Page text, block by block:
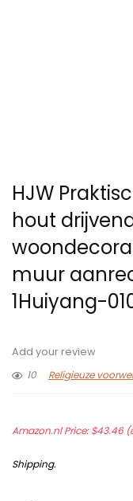
HJW
hout
muur
1Huiyang-
Add your review
10
Religieuze
Amazon.nl Price:$43.46
Shipping.